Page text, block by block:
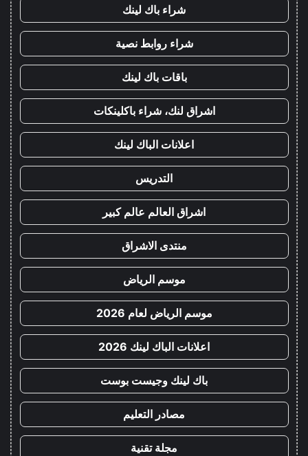
شراء باك لينك
شراء روابط نصية
باقات باك لينك
اشراق لنك، شراء باكلينكات
اعلانات الباك لينك
التدريس
اشراق العالم عالم كبير
منتدى الاشراق
موسم الرياض
موسم الرياض لعام 2026
اعلانات الباك لينك 2026
باك لينك وجيست بوست
مصادر التعليم
مجلة تقنية